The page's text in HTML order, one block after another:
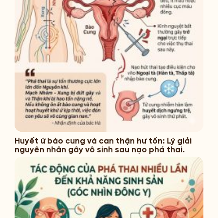
Huyết ứ bào cung và can thận hư tổn: Lý giải
nguyên nhân gây vô sinh sau nạo phá thai.